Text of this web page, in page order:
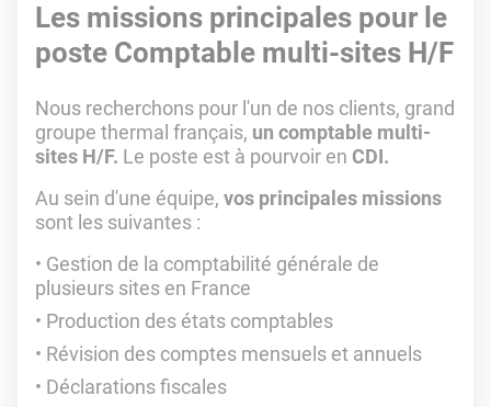
Les missions principales pour le
poste Comptable multi-sites H/F
Nous recherchons pour l'un de nos clients, grand
groupe thermal français, un comptable multi-
sites H/F. Le poste est à pourvoir en CDI.
Au sein d'une équipe, vos principales missions
sont les suivantes :
Gestion de la comptabilité générale de
plusieurs sites en France
Production des états comptables
Révision des comptes mensuels et annuels
Déclarations fiscales